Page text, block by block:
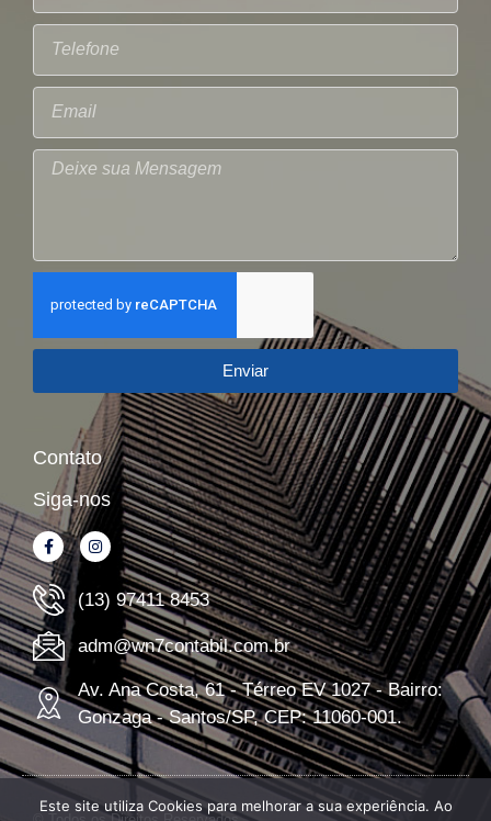
Enviar
Contato
Siga-nos
(13) 97411 8453
adm@wn7contabil.com.br
Av. Ana Costa, 61 - Térreo EV 1027 - Bairro:
Gonzaga - Santos/SP, CEP: 11060-001.
Este site utiliza Cookies para melhorar a sua experiência. Ao